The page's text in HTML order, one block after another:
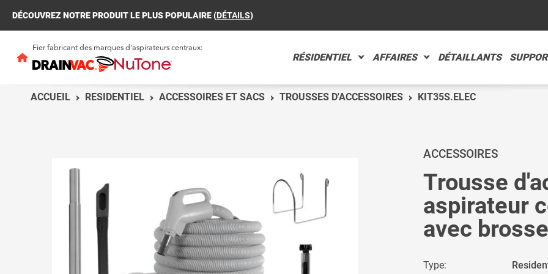
DÉCOUVREZ NOTRE PRODUIT LE PLUS POPULAIRE (DÉTAILS)
Fier fabricant des marques d'aspirateurs centraux:
RÉSIDENTIEL
COMPACT
EXPLORER
MP-AIR
AFFAIRES
RESTAURANT
EXPLORER
Quel type d’appareil
DÉTAILLANTS
ACCUEIL RESIDENTIEL ACCESSOIRES ET SACS TROUSSES D'ACCESSOIRES KIT35S.ELEC
ACCESSOIRES
Trousse
aspirateur
avec
Type: